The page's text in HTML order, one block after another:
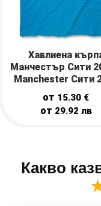
Хавлиена
Манчестър Сити
Manchester Сити
от 15.30 €
от 29.92 лв
Какво